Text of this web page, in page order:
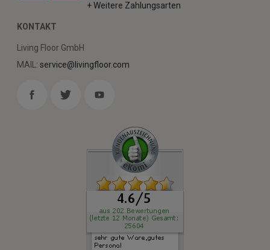
+ Weitere Zahlungsarten
KONTAKT
Living Floor GmbH
MAIL: service@livingfloor.com